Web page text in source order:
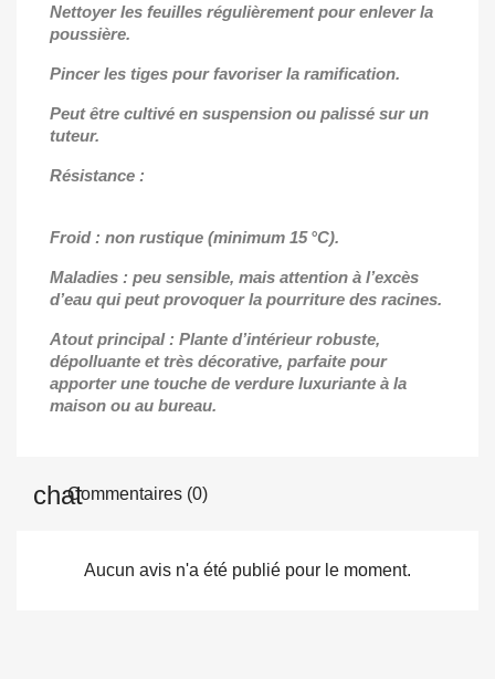
Nettoyer les feuilles régulièrement pour enlever la
poussière.
Pincer les tiges pour favoriser la ramification.
Peut être cultivé en suspension ou palissé sur un
tuteur.
Résistance :
Froid : non rustique (minimum 15 °C).
Maladies : peu sensible, mais attention à l’excès
d’eau qui peut provoquer la pourriture des racines.
Atout principal : Plante d’intérieur robuste,
dépolluante et très décorative, parfaite pour
apporter une touche de verdure luxuriante à la
maison ou au bureau.
Commentaires (0)
Aucun avis n'a été publié pour le moment.